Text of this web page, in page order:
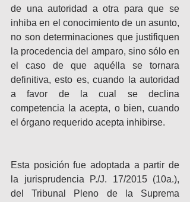
de una autoridad a otra para que se
inhiba en el conocimiento de un asunto,
no son determinaciones que justifiquen
la procedencia del amparo, sino sólo en
el caso de que aquélla se tornara
definitiva, esto es, cuando la autoridad
a favor de la cual se declina
competencia la acepta, o bien, cuando
el órgano requerido acepta inhibirse.
Esta posición fue adoptada a partir de
la jurisprudencia P./J. 17/2015 (10a.),
del Tribunal Pleno de la Suprema